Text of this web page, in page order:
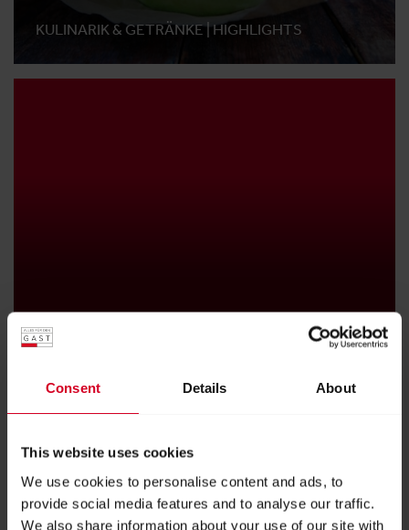
Consent Details About
This website uses cookies
We use cookies to personalise content and ads, to
provide social media features and to analyse our traffic.
We also share information about your use of our site with
KULINARIK & GETRÄNKE |HIGHLIGHTS
20. October 2024
SMASH BURGER LIEGEN VOLL IM TREND!